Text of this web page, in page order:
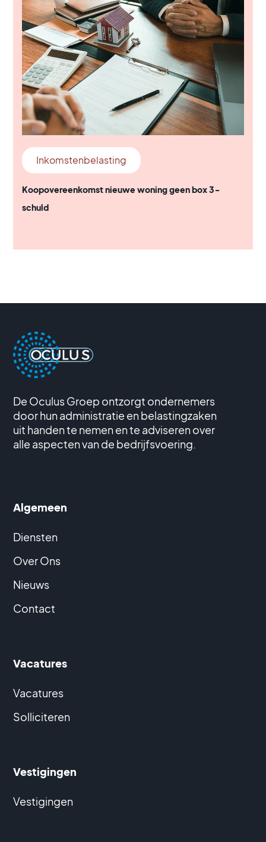
Inkomstenbelasting
Koopovereenkomst nieuwe woning geen box 3-
schuld
De Oculus Groep ontzorgt ondernemers
door hun administratie en belastingzaken
uit handen te nemen en te adviseren over
alle aspecten van de bedrijfsvoering.
Algemeen
Diensten
Over Ons
Nieuws
Contact
Vacatures
Vacatures
Solliciteren
Vestigingen
Vestigingen